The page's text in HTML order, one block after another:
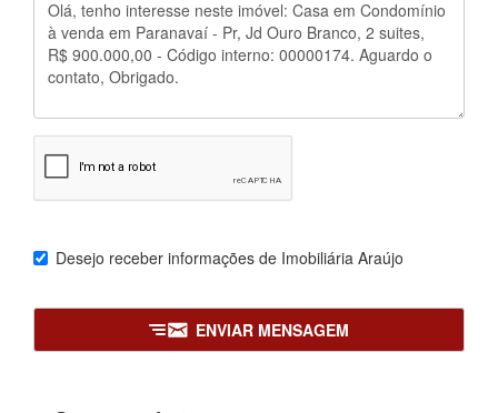
Desejo receber informações de Imobiliária Araújo
ENVIAR MENSAGEM